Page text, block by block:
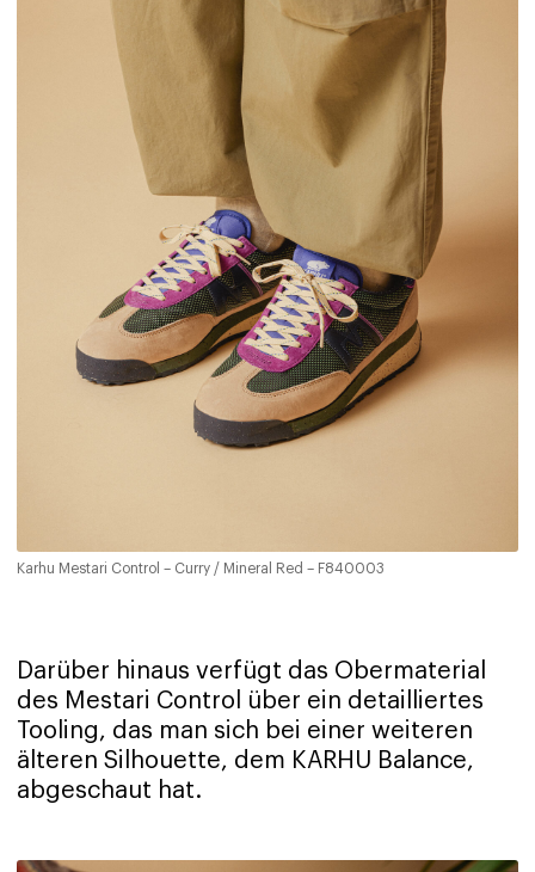
Karhu Mestari Control – Curry / Mineral Red – F840003
Darüber hinaus verfügt das Obermaterial
des Mestari Control über ein detailliertes
Tooling, das man sich bei einer weiteren
älteren Silhouette, dem KARHU Balance,
abgeschaut hat.